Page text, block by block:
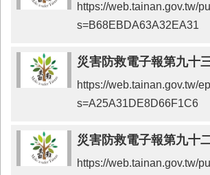
https://web.tainan.gov.tw/
s=B68EBDA63A32EA31
災害防救電子報第九十
https://web.tainan.gov.tw/
s=A25A31DE8D66F1C6
災害防救電子報第九十
https://web.tainan.gov.tw/